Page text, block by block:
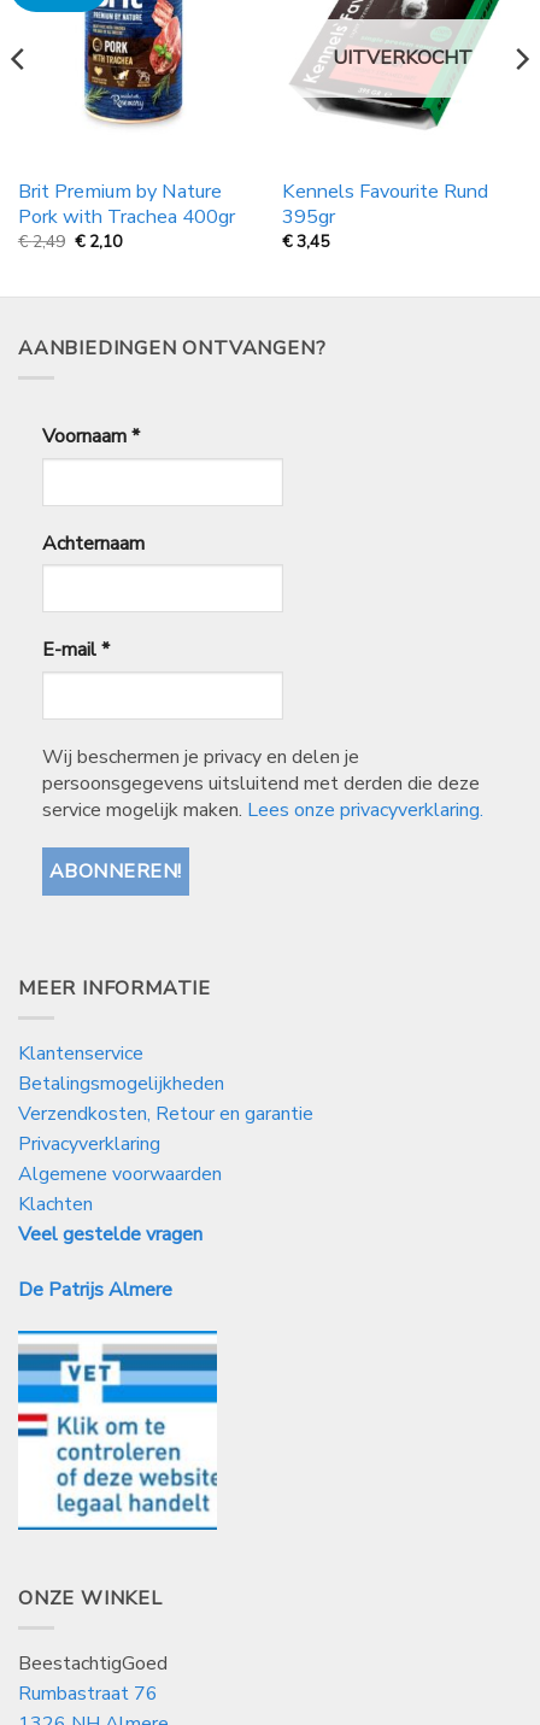
Brit Premium by Nature
Pork with Trachea 400gr
€2,49 Oorspronkelijke
prijs
2,49.
€ 2,10Huidige
2,10.
UITVERKOCHT
Kennels Favourite Rund
395gr
€3,45
AANBIEDINGEN ONTVANGEN?
Voornaam*
Achternaam
E-mail*
Wij beschermen je privacy en delen je
persoonsgegevens uitsluitend met derden die deze
service mogelijk maken. Lees onze privacyverklaring.
MEER INFORMATIE
Klantenservice
Betalingsmogelijkheden
Verzendkosten, Retour en garantie
Privacyverklaring
Algemene voorwaarden
Klachten
Veel gestelde vragen
De Patrijs Almere
ONZE WINKEL
BeestachtigGoed
Rumbastraat 76